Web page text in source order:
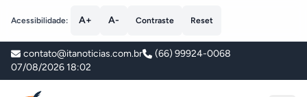
Acessibilidade: A+ A- Contraste Reset
contato@itanoticias.com.br
(66) 99924-0068
07/08/2026 18:02